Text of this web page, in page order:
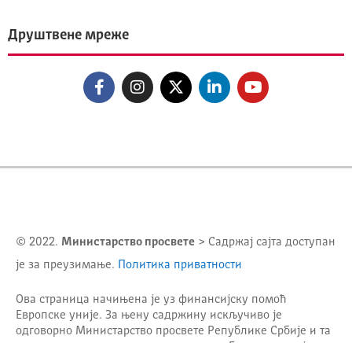
Друштвене мреже
© 2022. Министарство просвете > Садржај сајта доступан
је за преузимање. Политика приватности
Ова страница начињена је уз финансијску помоћ
Европске уније. За њену садржину искључиво је
одговорно Министарство просвете Републике Србије и та